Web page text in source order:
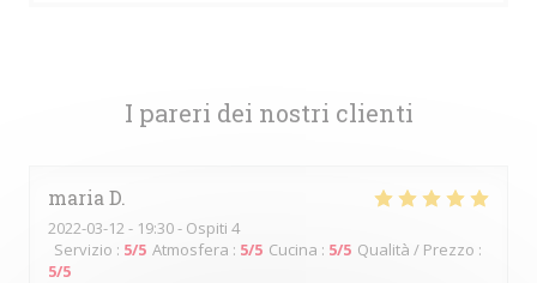
I pareri dei nostri clienti
maria D
2022-03-12 - 19:30 - Ospiti 4
Servizio : 5/5 Atmosfera : 5/5 Cucina : 5/5 Qualità / Prezzo :
5/5